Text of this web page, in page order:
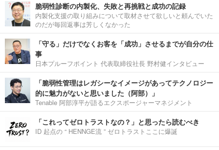
脆弱性診断の内製化、失敗と再挑戦と成功の記録
内製化支援の取り組みについて取材させて欲しいと頼んでいた
のだが毎回返事は芳しくなかった
「守る」だけでなくお客を「成功」させるまでが自分の仕
事
日本プルーフポイント 代表取締役社長 野村健インタビュー
「脆弱性管理はレガシーなイメージがあってテクノロジー
的に魅力がないと思いました（阿部）」
Tenable 阿部淳平が語るエクスポージャーマネジメント
「これってゼロトラストなの？」と思ったら読むべき
ID 起点の “ HENNGE流 ” ゼロトラストここに爆誕